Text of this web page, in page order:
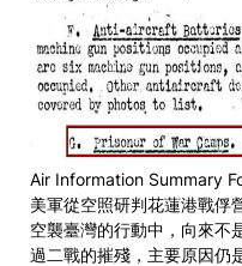
Air Information Summary
美軍從空照研判花蓮港戰俘
空襲臺灣的行動中，向來不
過二戰的摧殘，主要原因仍